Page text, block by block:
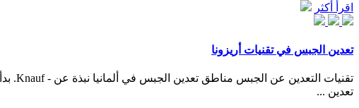
اقرأ أكثر
تعدين الجبس في تقنيات أريزونا
تعدين ...